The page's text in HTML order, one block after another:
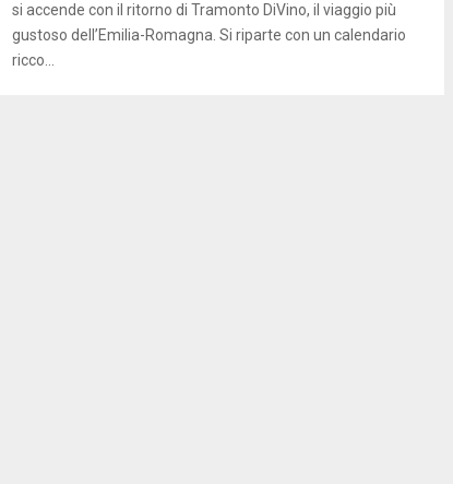
si accende con il ritorno di Tramonto DiVino, il viaggio più
gustoso dell’Emilia-Romagna. Si riparte con un calendario
ricco...